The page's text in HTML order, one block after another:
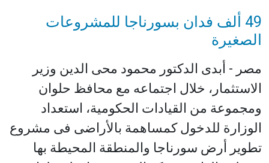
49 ألف فدان بسورناجا للمشروعات
الصغيرة
مصر - أبدى الدكتور محمود محى الدين وزير
الاستثمار، خلال اجتماعه مع محافظ حلوان
ومجموعة من القيادات الحكومية، استعداد
الوزارة للدخول كمساهمة بالأراضى فى مشروع
تطوير أرض سورناجا والمنطقة المحيطة بها